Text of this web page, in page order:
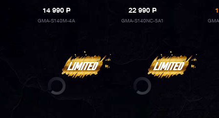
14 990P
GMA-S140M-4A
22 990P
GMA-S140NC-5A1